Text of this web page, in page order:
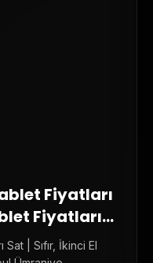
Fiyatları
Fiyatları
| Sıfır, İkinci El